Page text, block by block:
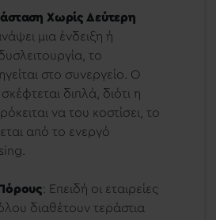
Χωρίς Δεύτερη
μια ένδειξη ή
το
στο συνεργείο. Ο
διπλά, διότι η
να του κοστίσει, το
από το ενεργό
: Επειδή οι εταιρείες
διαθέτουν τεράστια